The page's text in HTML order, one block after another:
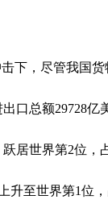
，尽管我国货
出口总额29728亿
居世界第2位，
升至世界第1位